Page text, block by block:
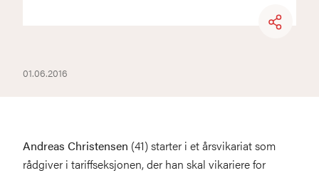
01.06.2016
Andreas Christensen (41) starter i et årsvikariat som
rådgiver i tariffseksjonen, der han skal vikariere for